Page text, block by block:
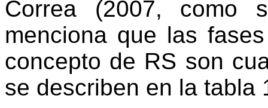
Correa (2007, como
menciona que las
concepto de RS son
se describen en la tabla